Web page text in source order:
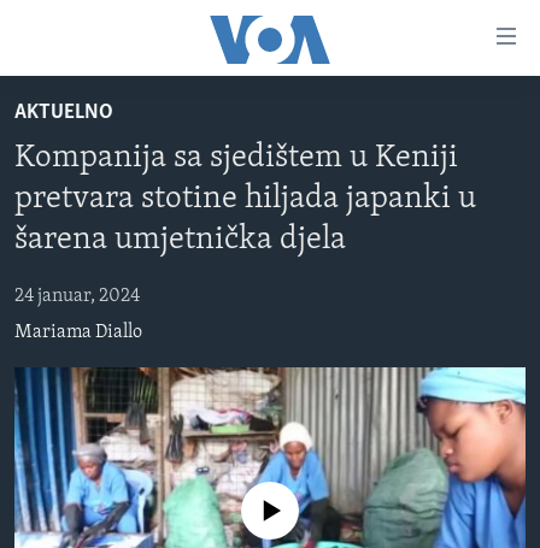
glavni
sadržaj
na
glavnu
Idi
na
VIDEO
FOTOGRAFIJE DANA
SJEDINJENE AMERIČKE DRŽAVE
SVIJET
NAUKA I TEHNOLOGIJA
SPECIJALNI PROJEKTI
KORUPCIJA
SLOBODA MEDIJA
ŽENSKA STRANA
IZBJEGLIČKA STRANA
AKTUELNO
Kompanija sa sjedištem u Keniji
pretvara stotine hiljada japanki u
šarena umjetnička djela
24 januar, 2024
Mariama Diallo
No media source currently available